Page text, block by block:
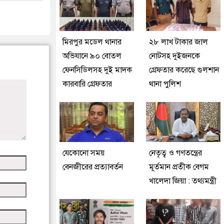
মিরপুর মডেল থানার
অভিযানে ৯০ বোতল
ফেনসিডিলসহ দুই মাদক
কারবারি গ্রেফতার
২৮ লাখ টাকার জাল
নোটসহ দুইজনকে
গ্রেফতার করেছে গুলশান
থানা পুলিশ
যেকোনো সময়
বেনজীরের প্রত্যাবর্তন
নেতৃত্ব ও গণতন্ত্রের
মূর্তমান প্রতীক বেগম
খালেদা জিয়া : তথ্যমন্ত্রী